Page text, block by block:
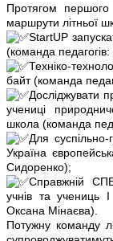
Протягом
маршрути літньої
StartUP
(команда
Техніко-
байт (команда
Досліджувати
учениці
школа (команда
Для суспільно-
Україна
Сидоренко);
Справжній
учнів та учениць
Оксана Мінаєва).
Потужну команду